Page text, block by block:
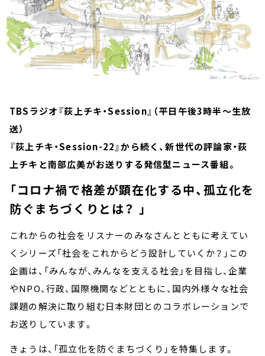
TBSラジオ『荻上チキ・Session』（平日午後3時半～生放
送）
『荻上チキ・Session-22』から続く、新世代の評論家・荻
上チキと南部広美がお送りする発信型ニュース番組。
「コロナ禍で格差が顕在化する中、孤立化を
防ぐまちづくりとは？ 」
これからの社会をリスナーのみなさんとともに考えてい
くシリーズ「社会をこれからどう設計していくか？」この
企画は、「みんなが、みんなを支える社会」を目指し、企業
やNPO、行政、国際機関などとともに、国内外様々な社会
課題の解決に取り組む日本財団とのコラボレーションで
お送りしています。
きょうは、「孤立化を防ぐまちづくり」を特集します。